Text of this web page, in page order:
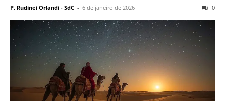
P. Rudinei Orlandi - SdC - 6 de janeiro de 2026 0